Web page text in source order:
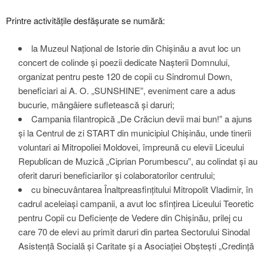
Printre activitățile desfășurate se numără:
la Muzeul Național de Istorie din Chișinău a avut loc un
concert de colinde și poezii dedicate Nașterii Domnului,
organizat pentru peste 120 de copii cu Sindromul Down,
beneficiari ai A. O. „SUNSHINE”, eveniment care a adus
bucurie, mângâiere sufletească și daruri;
Campania filantropică „De Crăciun devii mai bun!” a ajuns
și la Centrul de zi START din municipiul Chișinău, unde tinerii
voluntari ai Mitropoliei Moldovei, împreună cu elevii Liceului
Republican de Muzică „Ciprian Porumbescu”, au colindat și au
oferit daruri beneficiarilor și colaboratorilor centrului;
cu binecuvântarea Înaltpreasfințitului Mitropolit Vladimir, în
cadrul aceleiași campanii, a avut loc sfințirea Liceului Teoretic
pentru Copii cu Deficiențe de Vedere din Chișinău, prilej cu
care 70 de elevi au primit daruri din partea Sectorului Sinodal
Asistență Socială și Caritate și a Asociației Obștești „Credință